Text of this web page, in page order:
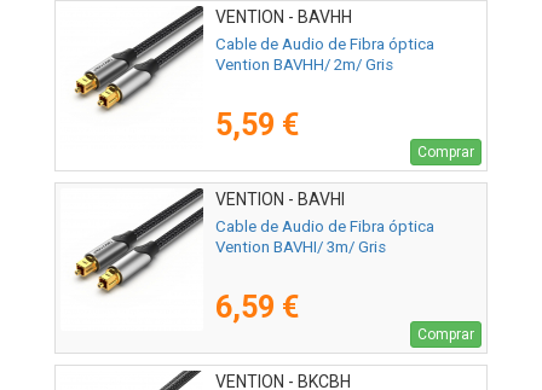
VENTION - BAVHH
Cable de Audio de Fibra óptica
Vention BAVHH/ 2m/ Gris
5,59 €
Comprar
VENTION - BAVHI
Cable de Audio de Fibra óptica
Vention BAVHI/ 3m/ Gris
6,59 €
Comprar
VENTION - BKCBH